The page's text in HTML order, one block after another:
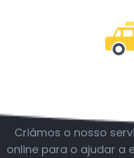
Criámos o nosso
online para o ajudar a